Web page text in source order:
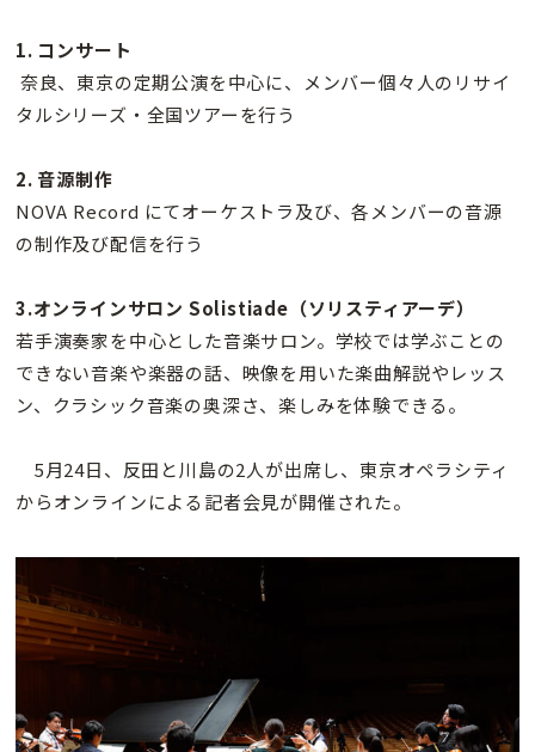
1. コンサート
奈良、東京の定期公演を中心に、メンバー個々人のリサイ
タルシリーズ・全国ツアーを行う
2. 音源制作
NOVA Record にてオーケストラ及び、各メンバーの音源
の制作及び配信を行う
3.オンラインサロン Solistiade（ソリスティアーデ）
若手演奏家を中心とした音楽サロン。学校では学ぶことの
できない音楽や楽器の話、映像を用いた楽曲解説やレッス
ン、クラシック音楽の奥深さ、楽しみを体験できる。
5月24日、反田と川島の2人が出席し、東京オペラシティ
からオンラインによる記者会見が開催された。